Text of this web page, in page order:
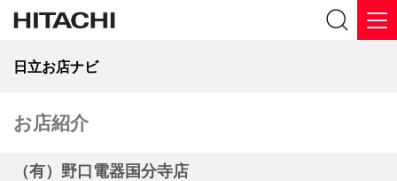
日立お店ナビ
お店紹介
（有）野口電器国分寺店